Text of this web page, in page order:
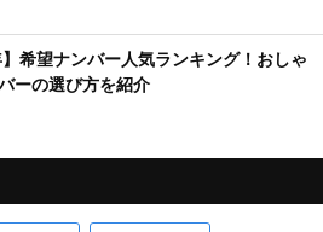
】希望ナンバー人気ランキング！おしゃ
ーの選び方を紹介